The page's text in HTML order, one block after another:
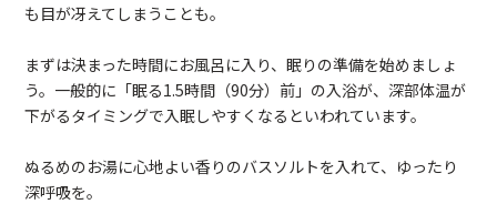
も目が冴えてしまうことも。
まずは決まった時間にお風呂に入り、眠りの準備を始めましょ
う。一般的に「眠る1.5時間（90分）前」の入浴が、深部体温が
下がるタイミングで入眠しやすくなるといわれています。
ぬるめのお湯に心地よい香りのバスソルトを入れて、ゆったり
深呼吸を。